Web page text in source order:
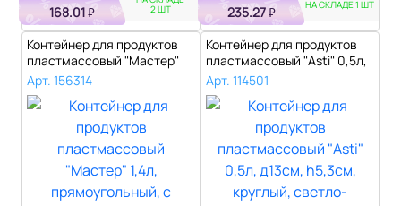
168.01₽ 2 ШТ 235.27₽
НА СКЛАДЕ 1 ШТ
Контейнер для продуктов
пластмассовый "Мастер"
1,4л, пр..
Арт. 156314
Контейнер для продуктов
пластмассовый "Asti" 0,5л,
д13с..
Арт. 114501